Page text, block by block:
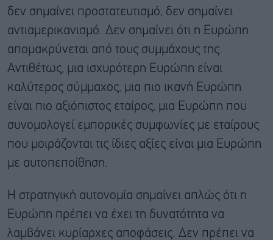
δεν σημαίνει προστατευτισμό, δεν σημαίνει
αντιαμερικανισμό. Δεν σημαίνει ότι η Ευρώπη
απομακρύνεται από τους συμμάχους της.
Αντιθέτως, μια ισχυρότερη Ευρώπη είναι
καλύτερος σύμμαχος, μια πιο ικανή Ευρώπη
είναι πιο αξιόπιστος εταίρος, μια Ευρώπη που
συνομολογεί εμπορικές συμφωνίες με εταίρους
που μοιράζονται τις ίδιες αξίες είναι μια Ευρώπη
με αυτοπεποίθηση.
Η στρατηγική αυτονομία σημαίνει απλώς ότι η
Ευρώπη πρέπει να έχει τη δυνατότητα να
λαμβάνει κυρίαρχες αποφάσεις. Δεν πρέπει να